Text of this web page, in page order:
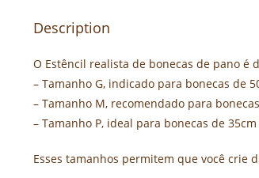
Description
O Estêncil realista de bonecas de pano é
– Tamanho G, indicado para bonecas de
– Tamanho M, recomendado para
– Tamanho P, ideal para bonecas de 35cm
Esses tamanhos permitem que você crie